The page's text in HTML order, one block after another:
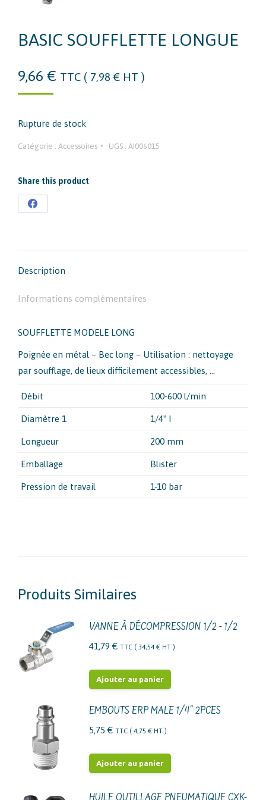
BASIC SOUFFLETTE LONGUE
9,66 € TTC ( 7,98 € HT )
Rupture de stock
Catégorie : Accessoires UGS : AI006015
Share this product
Partager
Description
Informations complémentaires
SOUFFLETTE MODELE LONG
Poignée en métal – Bec long – Utilisation : nettoyage
par soufflage, de lieux difficilement accessibles, …
Débit 100-600 l/min
Diamètre 1 1/4″ I
Longueur 200 mm
Emballage Blister
Pression de travail 1-10 bar
Produits Similaires
VANNE À DÉCOMPRESSION 1/2 - 1/2
41,79 € TTC ( 34,54 € HT )
Ajouter au panier
EMBOUTS ERP MALE 1/4" 2PCES
5,75 € TTC ( 4,75 € HT )
Ajouter au panier